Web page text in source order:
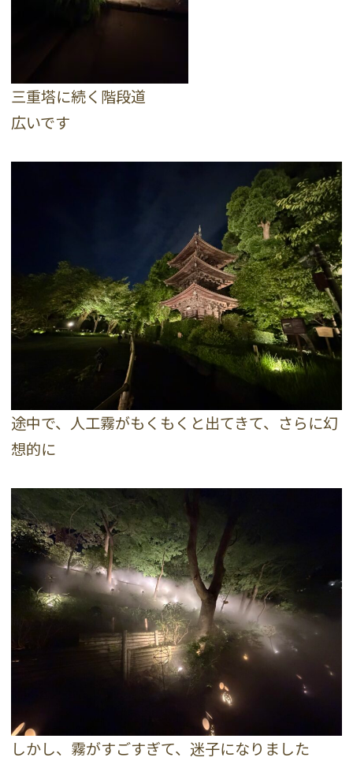
三重塔に続く階段道
広いです
途中で、人工霧がもくもくと出てきて、さらに幻
想的に
しかし、霧がすごすぎて、迷子になりました